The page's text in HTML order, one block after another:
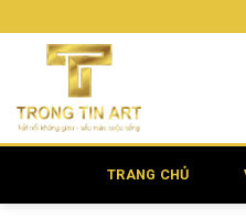
qua
TRANG CHỦ